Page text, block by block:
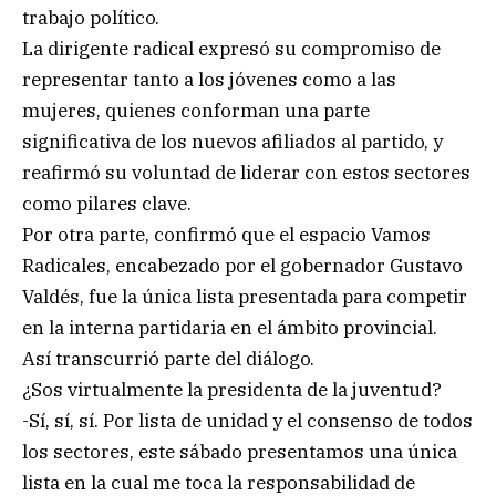
trabajo político.
La dirigente radical expresó su compromiso de
representar tanto a los jóvenes como a las
mujeres, quienes conforman una parte
significativa de los nuevos afiliados al partido, y
reafirmó su voluntad de liderar con estos sectores
como pilares clave.
Por otra parte, confirmó que el espacio Vamos
Radicales, encabezado por el gobernador Gustavo
Valdés, fue la única lista presentada para competir
en la interna partidaria en el ámbito provincial.
Así transcurrió parte del diálogo.
¿Sos virtualmente la presidenta de la juventud?
-Sí, sí, sí. Por lista de unidad y el consenso de todos
los sectores, este sábado presentamos una única
lista en la cual me toca la responsabilidad de